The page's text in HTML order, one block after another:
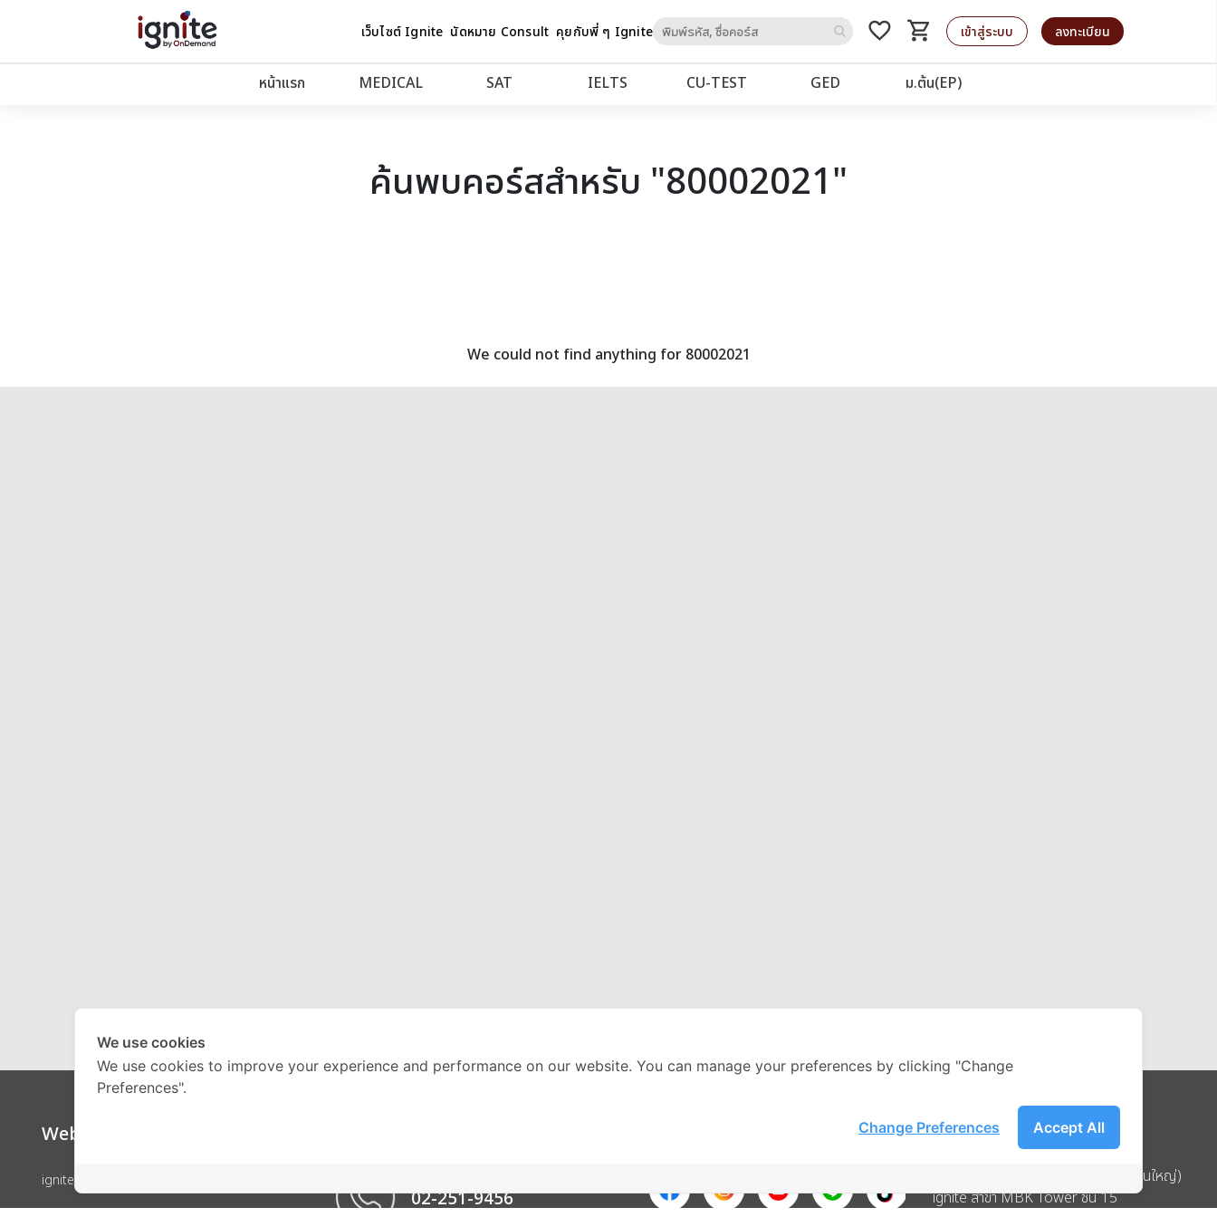
เว็บไซต์ Ignite นัดหมาย Consult คุยกับพี่ ๆ Igniteto
favorite_border shopping_cart
รถเข็น เข้าสู่ระบบ ลงทะเบียน
หน้าแรก MEDICAL SAT IELTS CU‑TEST GED ม.ต้น(EP)
ค้นพบคอร์สสำหรับ "80002021"
We could not find anything for 80002021
Website
ignite by OnDemand
02-251-9456
Address
บริษัท อิกไนท์ เอ สตาร์ จำกัด (สำนักงานใหญ่)
ignite สาขา MBK Tower ชั้น 15
We use cookies
We use cookies to improve your experience and performance on our website. You can manage your preferences by clicking "Change
Preferences".
Accept All
Change Preferences